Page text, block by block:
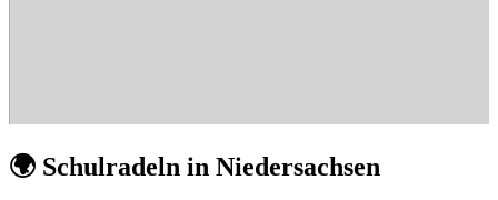
🌍 Schul­ra­deln in Nie­der­sach­sen